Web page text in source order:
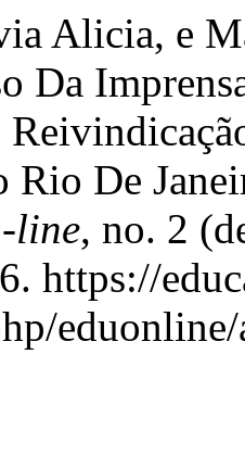
Alicia, e
Da
Rio De
line, no. 2
https://